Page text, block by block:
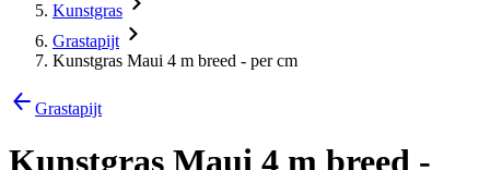
Kunstgras
Grastapijt
Kunstgras Maui 4 m breed - per cm
Grastapijt
Kunstgras Maui 4 m breed -